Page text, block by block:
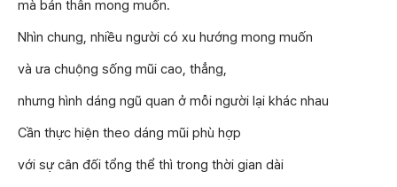
mà bản thân mong muốn.
Nhìn chung, nhiều người có xu hướng mong muốn
và ưa chuộng sống mũi cao, thẳng,
nhưng hình dáng ngũ quan ở mỗi người lại khác nhau
Cần thực hiện theo dáng mũi phù hợp
với sự cân đối tổng thể thì trong thời gian dài